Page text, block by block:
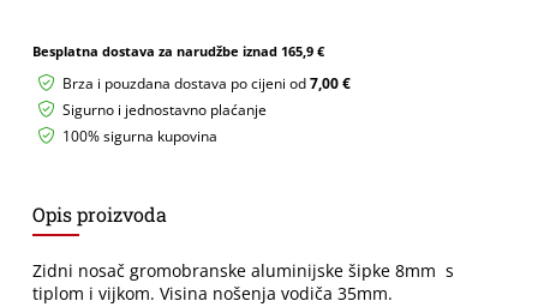
i
vijkom
Besplatna dostava za narudžbe iznad 165,9 €
Brza i pouzdana dostava po cijeni od7,00 €
Sigurno i jednostavno plaćanje
100% sigurna kupovina
Opis proizvoda
Zidni nosač gromobranske aluminijske šipke 8mm s
tiplom i vijkom. Visina nošenja vodiča 35mm.